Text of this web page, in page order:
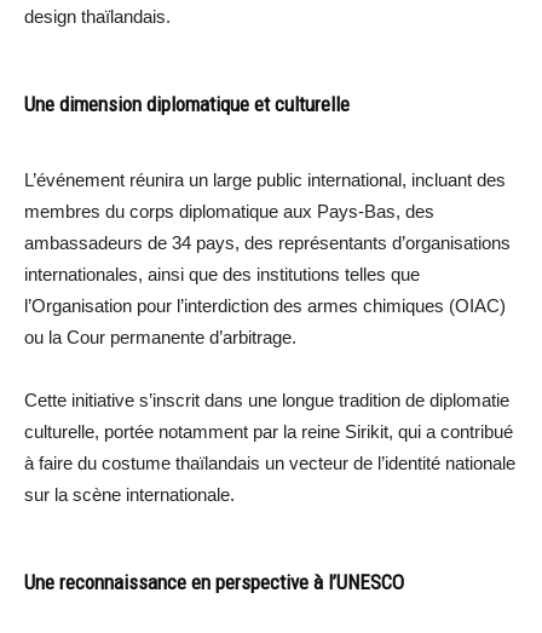
design thaïlandais.
Une dimension diplomatique et culturelle
L’événement réunira un large public international, incluant des
membres du corps diplomatique aux Pays-Bas, des
ambassadeurs de 34 pays, des représentants d’organisations
internationales, ainsi que des institutions telles que
l’Organisation pour l’interdiction des armes chimiques (OIAC)
ou la Cour permanente d’arbitrage.
Cette initiative s’inscrit dans une longue tradition de diplomatie
culturelle, portée notamment par la reine Sirikit, qui a contribué
à faire du costume thaïlandais un vecteur de l’identité nationale
sur la scène internationale.
Une reconnaissance en perspective à l’UNESCO